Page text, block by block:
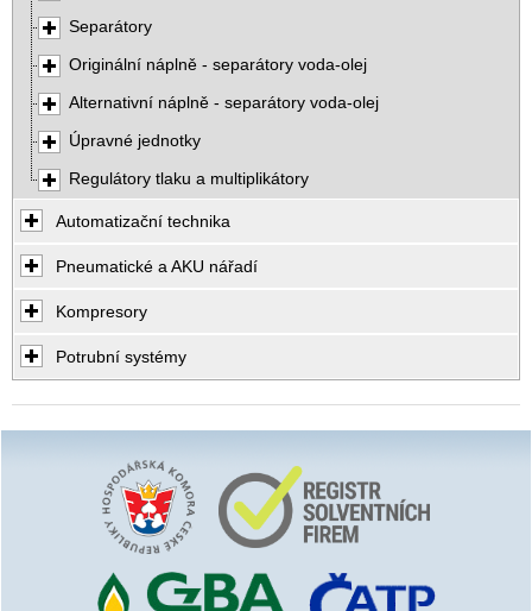
Separátory
Originální náplně - separátory voda-olej
Alternativní náplně - separátory voda-olej
Úpravné jednotky
Regulátory tlaku a multiplikátory
Automatizační technika
Pneumatické a AKU nářadí
Kompresory
Potrubní systémy